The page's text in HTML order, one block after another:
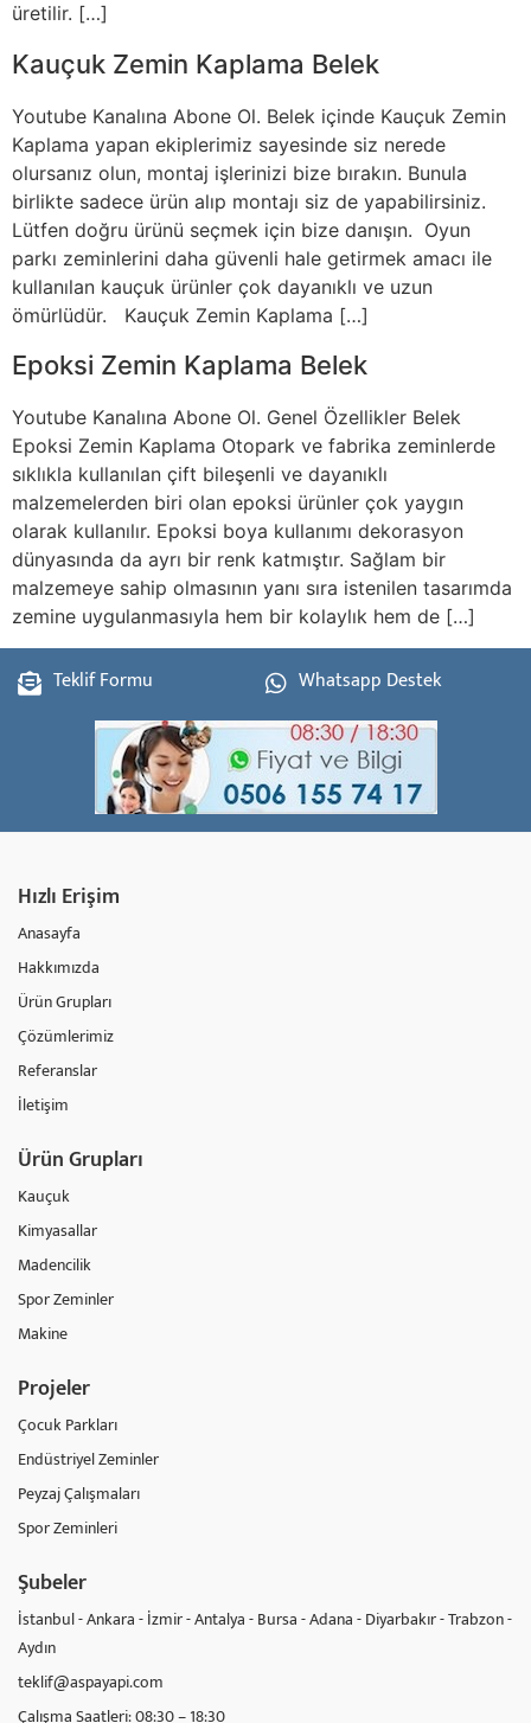
üretilir. […]
Kauçuk Zemin Kaplama Belek
Youtube Kanalına Abone Ol. Belek içinde Kauçuk Zemin
Kaplama yapan ekiplerimiz sayesinde siz nerede
olursanız olun, montaj işlerinizi bize bırakın. Bunula
birlikte sadece ürün alıp montajı siz de yapabilirsiniz.
Lütfen doğru ürünü seçmek için bize danışın. Oyun
parkı zeminlerini daha güvenli hale getirmek amacı ile
kullanılan kauçuk ürünler çok dayanıklı ve uzun
ömürlüdür. Kauçuk Zemin Kaplama […]
Epoksi Zemin Kaplama Belek
Youtube Kanalına Abone Ol. Genel Özellikler Belek
Epoksi Zemin Kaplama Otopark ve fabrika zeminlerde
sıklıkla kullanılan çift bileşenli ve dayanıklı
malzemelerden biri olan epoksi ürünler çok yaygın
olarak kullanılır. Epoksi boya kullanımı dekorasyon
dünyasında da ayrı bir renk katmıştır. Sağlam bir
malzemeye sahip olmasının yanı sıra istenilen tasarımda
zemine uygulanmasıyla hem bir kolaylık hem de […]
Teklif Formu Whatsapp Destek
Hızlı Erişim
Anasayfa
Hakkımızda
Ürün Grupları
Çözümlerimiz
Referanslar
İletişim
Ürün Grupları
Kauçuk
Kimyasallar
Madencilik
Spor Zeminler
Makine
Projeler
Çocuk Parkları
Endüstriyel Zeminler
Peyzaj Çalışmaları
Spor Zeminleri
Şubeler
İstanbul - Ankara - İzmir - Antalya - Bursa - Adana - Diyarbakır - Trabzon -
Aydın
teklif@aspayapi.com
Çalışma Saatleri: 08:30 – 18:30